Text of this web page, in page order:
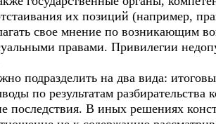
их позиций (например,
свое мнение по возникающим
правами. Привилегии
подразделить на два вида:
по результатам разбирательства
последствия. В иных решениях